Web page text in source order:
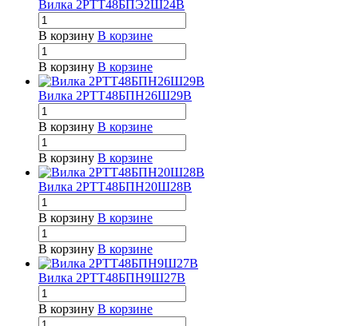
Вилка 2РТТ48БПЭ2Ш24В
В корзину В корзине
В корзину В корзине
Вилка 2РТТ48БПН26Ш29В
В корзину В корзине
В корзину В корзине
Вилка 2РТТ48БПН20Ш28В
В корзину В корзине
В корзину В корзине
Вилка 2РТТ48БПН9Ш27В
В корзину В корзине